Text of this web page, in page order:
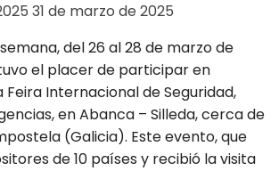
31 de marzo de 2025
del 26 al 28 de marzo de
el placer de participar en
Feira Internacional de Seguridad,
en Abanca – Silleda, cerca de
(Galicia). Este evento, que
de 10 países y recibió la visita